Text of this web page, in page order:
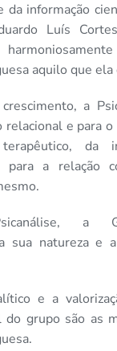
da informação
Luís
aquilo que ela
a
relacional e para
da
para a relação
a
sua natureza e
e a
do grupo são as